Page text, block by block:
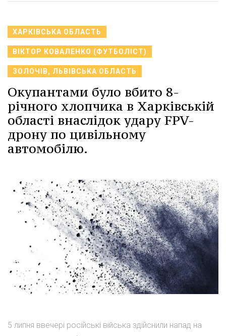
ХАРКІВСЬКА ОБЛАСТЬ
ВІКТОР КОВАЛЕНКО (ФУТБОЛІСТ)
ЗОЛОЧІВ, ЛЬВІВСЬКА ОБЛАСТЬ
Окупантами було вбито 8-
річного хлопчика в Харківській
області внаслідок удару FPV-
дрону по цивільному
автомобілю.
5 липня ввечері російські війська здійснили напад на